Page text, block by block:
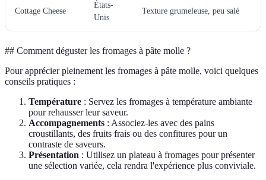
Cottage Cheese
États-
Unis
Texture grumeleuse, peu salé
## Comment déguster les fromages à pâte molle ?
Pour apprécier pleinement les fromages à pâte molle, voici quelques
conseils pratiques :
Température : Servez les fromages à température ambiante
pour rehausser leur saveur.
Accompagnements : Associez-les avec des pains
croustillants, des fruits frais ou des confitures pour un
contraste de saveurs.
Présentation : Utilisez un plateau à fromages pour présenter
une sélection variée, cela rendra l'expérience plus conviviale.